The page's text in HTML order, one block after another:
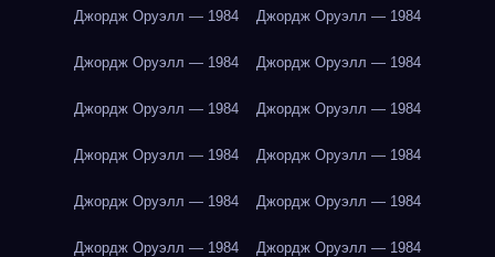
Джордж Оруэлл — 1984 Джордж Оруэлл — 1984
Джордж Оруэлл — 1984 Джордж Оруэлл — 1984
Джордж Оруэлл — 1984 Джордж Оруэлл — 1984
Джордж Оруэлл — 1984 Джордж Оруэлл — 1984
Джордж Оруэлл — 1984 Джордж Оруэлл — 1984
Джордж Оруэлл — 1984 Джордж Оруэлл — 1984